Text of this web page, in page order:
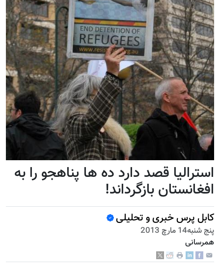
استرالیا قصد دارد ده ها پناهجو را به
افغانستان بازگرداند!
کابل پرس خبری و تحلیلی
پنج شنبه14 مارچ 2013
همرسانی